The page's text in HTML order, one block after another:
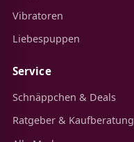
Vibratoren
Liebespuppen
Service
Schnäppchen & Deals
Ratgeber & Kaufberatung